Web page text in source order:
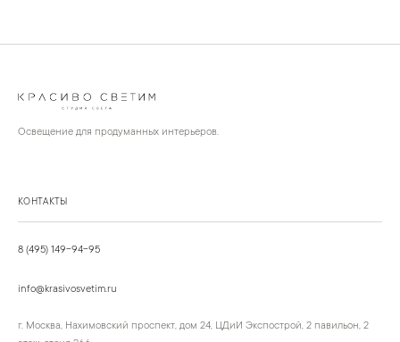
Освещение для продуманных интерьеров.
КОНТАКТЫ
8 (495) 149-94-95
info@krasivosvetim.ru
г. Москва, Нахимовский проспект, дом 24, ЦДиИ Экспострой, 2 павильон, 2